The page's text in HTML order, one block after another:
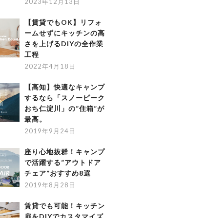
【賃貸でもOK】リフォ
ームせずにキッチンの高
さを上げるDIYの全作業
工程
2022年4月18日
【高知】快適なキャンプ
するなら「スノーピーク
おち仁淀川」の”住箱”が
最高。
2019年9月24日
座り心地抜群！キャンプ
で活躍する”アウトドア
チェア”おすすめ8選
2019年8月28日
賃貸でも可能！キッチン
扉をDIYでカスタマイズ